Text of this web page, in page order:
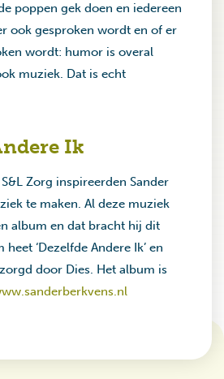
poppen gek doen en iedereen
ook gesproken wordt en of er
wordt: humor is overal
muziek. Dat is echt
Ik
Zorg inspireerden Sander
te maken. Al deze muziek
album en dat bracht hij dit
‘Dezelfde Andere Ik’ en
door Dies. Het album is